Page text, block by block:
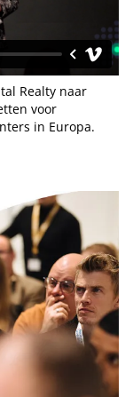
Realty naar
voor
in Europa.